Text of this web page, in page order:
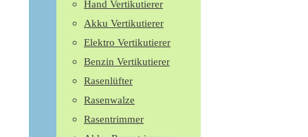
einzuklappenHand Vertikutierer
Akku Vertikutierer
Elektro Vertikutierer
Benzin Vertikutierer
Rasenlüfter
Rasenwalze
Rasentrimmer